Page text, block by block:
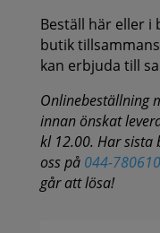
Beställ här eller i
butik
kan erbjuda till
Onlinebeställning
innan önskat
kl 12.00. Har sista
oss på 044-
går att lösa!